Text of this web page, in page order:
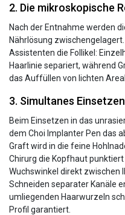
2. Die mikroskopische
Nach der Entnahme werden
Nährlösung
Assistenten die Follikel:
Haarlinie separiert, während
das Auffüllen von lichten
3. Simultanes
Beim Einsetzen in das
dem Choi Implanter Pen das
Graft wird in die feine
Chirurg die Kopfhaut
Wuchswinkel direkt zwischen
Schneiden separater Kanäle
umliegenden Haarwurzeln
Profil garantiert.